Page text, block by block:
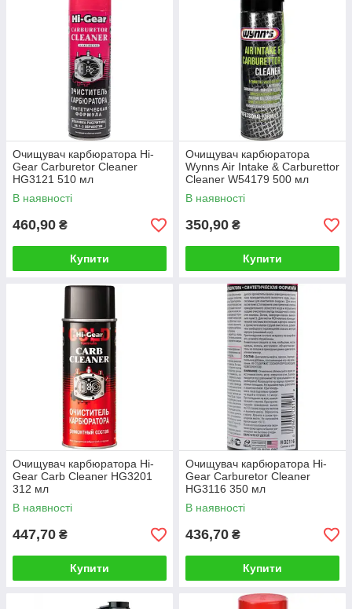
Очищувач карбюратора Hi-
Gear Carburetor Cleaner
HG3121 510 мл
В наявності
460,90 ₴
Купити
Очищувач карбюратора
Wynns Air Intake & Carburettor
Cleaner W54179 500 мл
В наявності
350,90 ₴
Купити
Очищувач карбюратора Hi-
Gear Carb Cleaner HG3201
312 мл
В наявності
447,70 ₴
Купити
Очищувач карбюратора Hi-
Gear Carburetor Cleaner
HG3116 350 мл
В наявності
436,70 ₴
Купити